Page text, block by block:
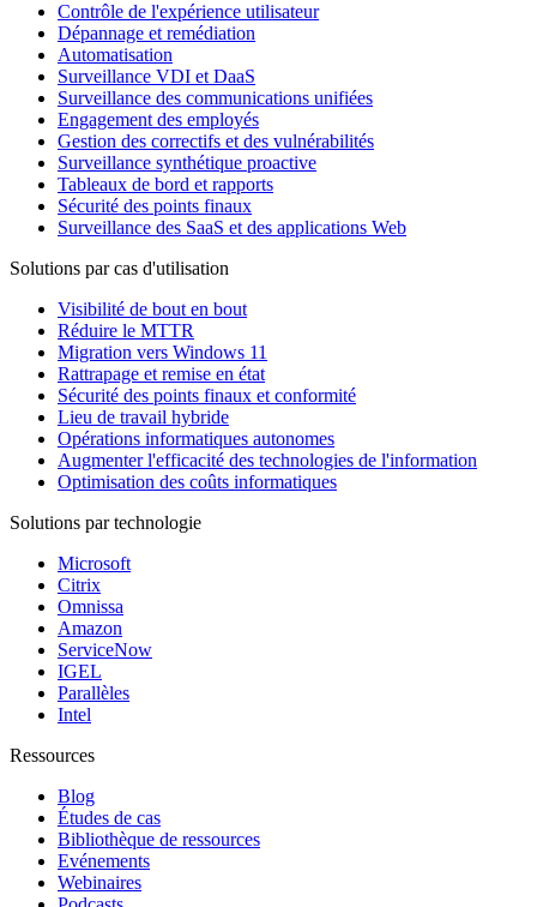
Contrôle de l'expérience utilisateur
Dépannage et remédiation
Automatisation
Surveillance VDI et DaaS
Surveillance des communications unifiées
Engagement des employés
Gestion des correctifs et des vulnérabilités
Surveillance synthétique proactive
Tableaux de bord et rapports
Sécurité des points finaux
Surveillance des SaaS et des applications Web
Solutions par cas d'utilisation
Visibilité de bout en bout
Réduire le MTTR
Migration vers Windows 11
Rattrapage et remise en état
Sécurité des points finaux et conformité
Lieu de travail hybride
Opérations informatiques autonomes
Augmenter l'efficacité des technologies de l'information
Optimisation des coûts informatiques
Solutions par technologie
Microsoft
Citrix
Omnissa
Amazon
ServiceNow
IGEL
Parallèles
Intel
Ressources
Blog
Études de cas
Bibliothèque de ressources
Evénements
Webinaires